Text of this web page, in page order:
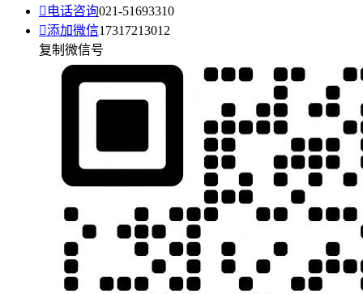
 电话咨询021-51693310
添加微信17317213012
复制微信号